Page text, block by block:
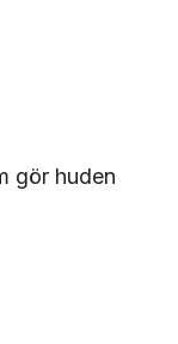
gör huden